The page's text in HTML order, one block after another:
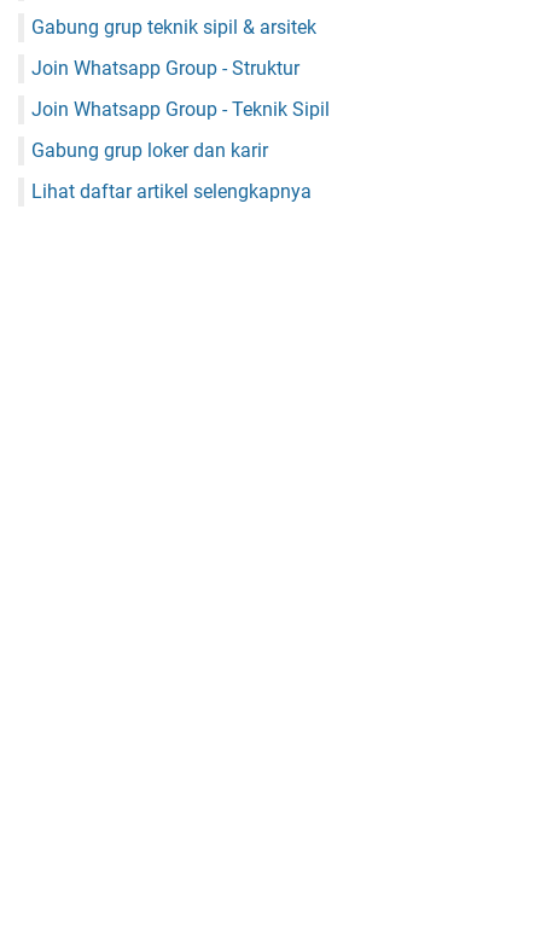
Gabung grup teknik sipil & arsitek
Join Whatsapp Group - Struktur
Join Whatsapp Group - Teknik Sipil
Gabung grup loker dan karir
Lihat daftar artikel selengkapnya